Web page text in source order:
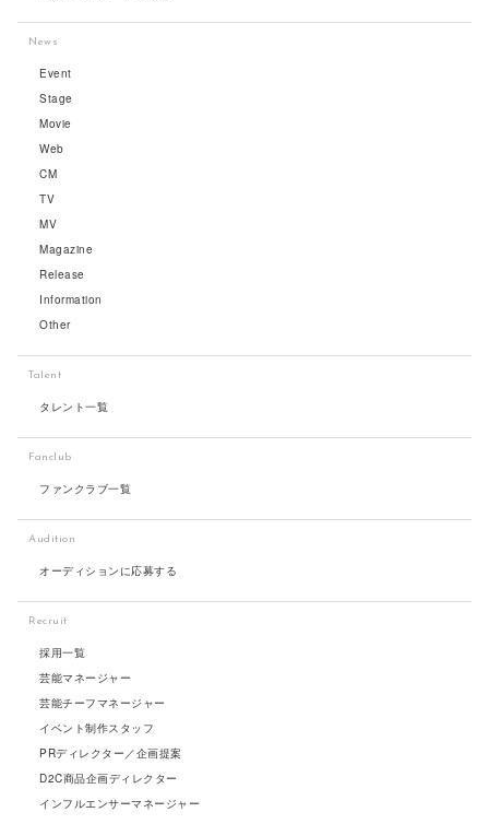
News
Event
Stage
Movie
Web
CM
TV
MV
Magazine
Release
Information
Other
Talent
タレント一覧
Fanclub
ファンクラブ一覧
Audition
オーディションに応募する
Recruit
採用一覧
芸能マネージャー
芸能チーフマネージャー
イベント制作スタッフ
PRディレクター／企画提案
D2C商品企画ディレクター
インフルエンサーマネージャー